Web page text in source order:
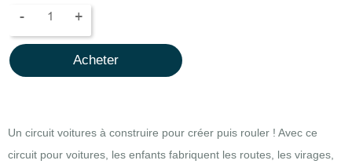
- +
Acheter
Un circuit voitures à construire pour créer puis rouler ! Avec ce
circuit pour voitures, les enfants fabriquent les routes, les virages,